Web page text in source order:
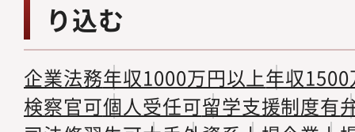
り込む
企業法務年収1000万円以上年収
検察官可個人受任可留学支援制度有